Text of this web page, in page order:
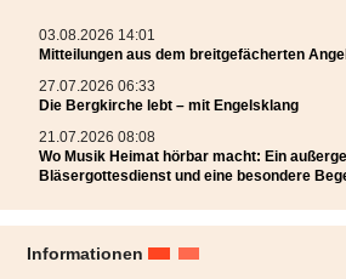
außergewöhnlicher
Bläsergottesdienst
besondere Begegnung
Petersberg
03.08.2026 14:01
Mitteilungen aus dem breitgefächerten
27.07.2026 06:33
Die Bergkirche lebt – mit Engelsklang
21.07.2026 08:08
Wo Musik Heimat hörbar macht: Ein
Bläsergottesdienst und eine besondere
Informationen